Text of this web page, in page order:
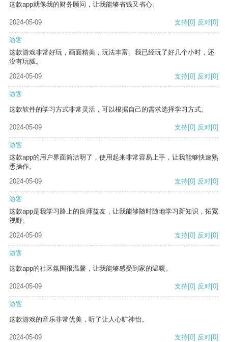
这款app就像我的财务顾问，让我能够省钱又省心。
2024-05-09 支持[0] 反对[0]
游客
这款游戏非常好玩，画面精美，玩法丰富。我已经玩了好几个小时，还
没有玩腻。
2024-05-09
支持[0] 反对[0]
游客
这款软件的学习方式非常灵活，可以根据自己的需求选择学习方式。
2024-05-09 支持[0] 反对[0]
游客
这款app的用户界面简洁明了，使用起来非常容易上手，让我能够快速熟
悉操作。
2024-05-09
支持[0] 反对[0]
游客
这款app是我学习路上的良师益友，让我能够随时随地学习新知识，拓宽
视野。
2024-05-09
支持[0] 反对[0]
游客
这款app的社区氛围很温馨，让我能够感受到家的温暖。
2024-05-09 支持[0] 反对[0]
游客
这款游戏的音乐非常优美，听了让人心旷神怡。
2024-05-09 支持[0] 反对[0]